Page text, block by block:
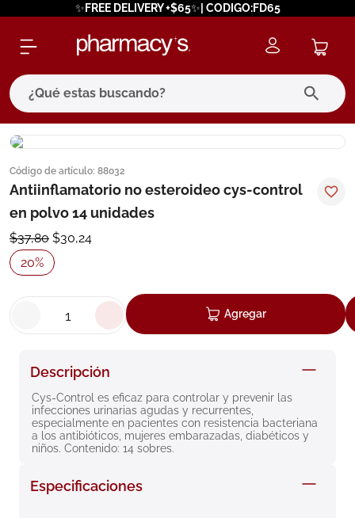
✨FREE DELIVERY +$65✨| CODIGO:FD65
¿Qué estas buscando?
Código de artículo: 88032
Antiinflamatorio no esteroideo cys-control
en polvo 14 unidades
$37,80 $30,24
20%
Agregar
Descripción
Cys-Control es eficaz para controlar y prevenir las
infecciones urinarias agudas y recurrentes,
especialmente en pacientes con resistencia bacteriana
a los antibióticos, mujeres embarazadas, diabéticos y
niños. Contenido: 14 sobres.
Especificaciones
términos más buscados
1. eucerin
3 bioderma
4. pilexil
degraler
8. roche posay
9. megacistin
10. pañales